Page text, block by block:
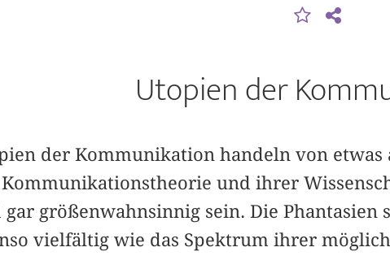
Utopien der
der Kommunikation handeln von etwas
und ihrer
gar größenwahnsinnig sein. Die Phantasien
vielfältig wie das Spektrum ihrer